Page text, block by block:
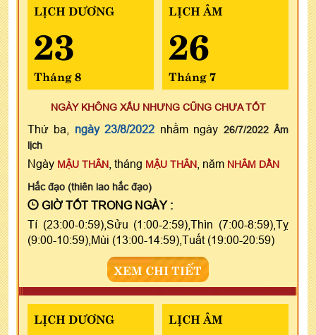
LỊCH DƯƠNG
23
Tháng 8
LỊCH ÂM
26
Tháng 7
NGÀY KHÔNG XẤU NHƯNG CŨNG CHƯA TỐT
Thứ ba, ngày 23/8/2022 nhằm ngày 26/7/2022 Âm
lịch
Ngày MẬU THÂN , tháng MẬU THÂN , năm NHÂM DẦN
Hắc đạo (thiên lao hắc đạo)
GIỜ TỐT TRONG NGÀY :
Tí (23:00-0:59),Sửu (1:00-2:59),Thìn (7:00-8:59),Tỵ
(9:00-10:59),Mùi (13:00-14:59),Tuất (19:00-20:59)
XEM CHI TIẾT
LỊCH DƯƠNG LỊCH ÂM